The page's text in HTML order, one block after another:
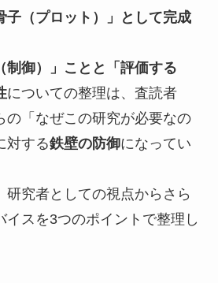
子（プロット）」として完成
制御）」ことと「評価する
についての整理は、査読者
の「なぜこの研究が必要なの
対する鉄壁の防御になってい
研究者としての視点からさら
イスを3つのポイントで整理し